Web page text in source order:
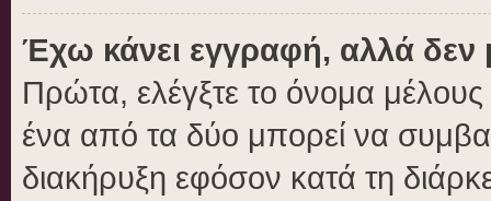
Έχω κάνει εγγραφή, αλλά
Πρώτα, ελέγξτε το όνομα μέλους
ένα από τα δύο μπορεί να
διακήρυξη εφόσον κατά τη